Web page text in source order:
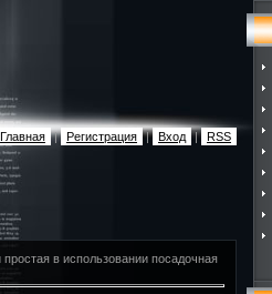
Главная | Регистрация | Вход | RSS
в использовании посадочная